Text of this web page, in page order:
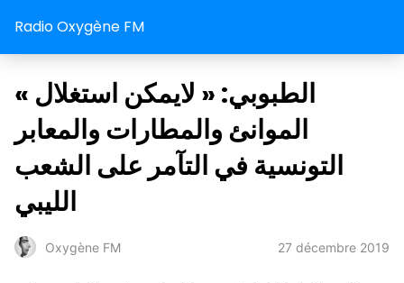
Radio Oxygène FM
« الطبوبي: « لايمكن استغلال
الموانئ والمطارات والمعابر
التونسية في التآمر على الشعب
الليبي
Oxygène FM 27 décembre 2019